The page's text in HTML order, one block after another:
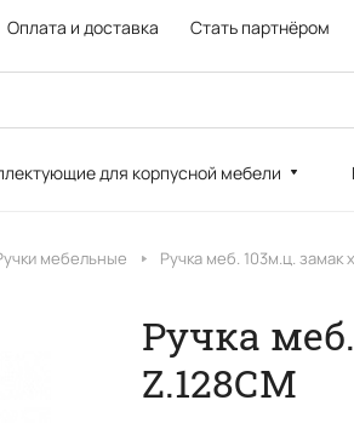
Оплата и доставка Стать партнёром
для корпусной мебели
мебельные Ручка меб. 103м.ц. замак
Ручка
Z.128СМ